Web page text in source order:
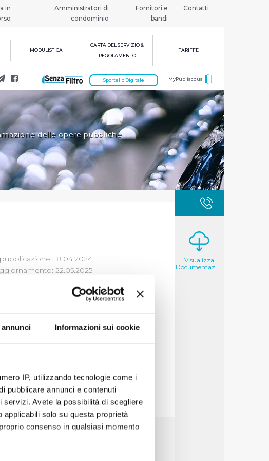
Informazioni sui cookie
IP, utilizzando tecnologie come i
pubblicare annunci e contenuti
servizi. Avete la possibilità di scegliere
solo su questa proprietà
consenso in qualsiasi momento
in
Amministratori di
condominio
Fornitori e
bandi
Contatti
MODULISTICA
CARTA DEL SERVIZIO &
REGOLAMENTO
TARIFFE
MyPubliacqua
Sportello Digitale
delle opere pubbliche
18.04.2024
22.05.2025
Visualizza
Documentazione